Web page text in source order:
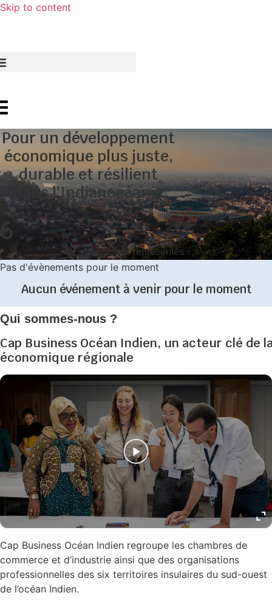
Skip to content
Pour un développement
économique plus juste,
durable et résilient
dans l'Indianocéanie
6
Territoires représentés
Pas d'évènements pour le moment
Aucun événement à venir pour le moment
Qui sommes-nous ?
Cap Business Océan Indien, un acteur clé de
économique régionale
Cap Business Océan Indien regroupe les chambres de
commerce et d’industrie ainsi que des organisations
professionnelles des six territoires insulaires du sud-ouest
de l’océan Indien.